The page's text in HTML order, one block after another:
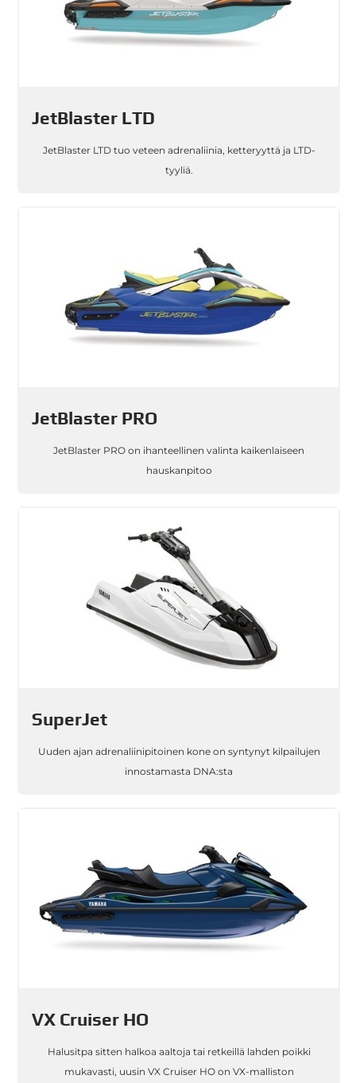
JetBlaster LTD
JetBlaster LTD tuo veteen adrenaliinia, ketteryyttä ja LTD-
tyyliä.
JetBlaster PRO
JetBlaster PRO on ihanteellinen valinta kaikenlaiseen
hauskanpitoo
SuperJet
Uuden ajan adrenaliinipitoinen kone on syntynyt kilpailujen
innostamasta DNA:sta
VX Cruiser HO
Halusitpa sitten halkoa aaltoja tai retkeillä lahden poikki
mukavasti, uusin VX Cruiser HO on VX-malliston